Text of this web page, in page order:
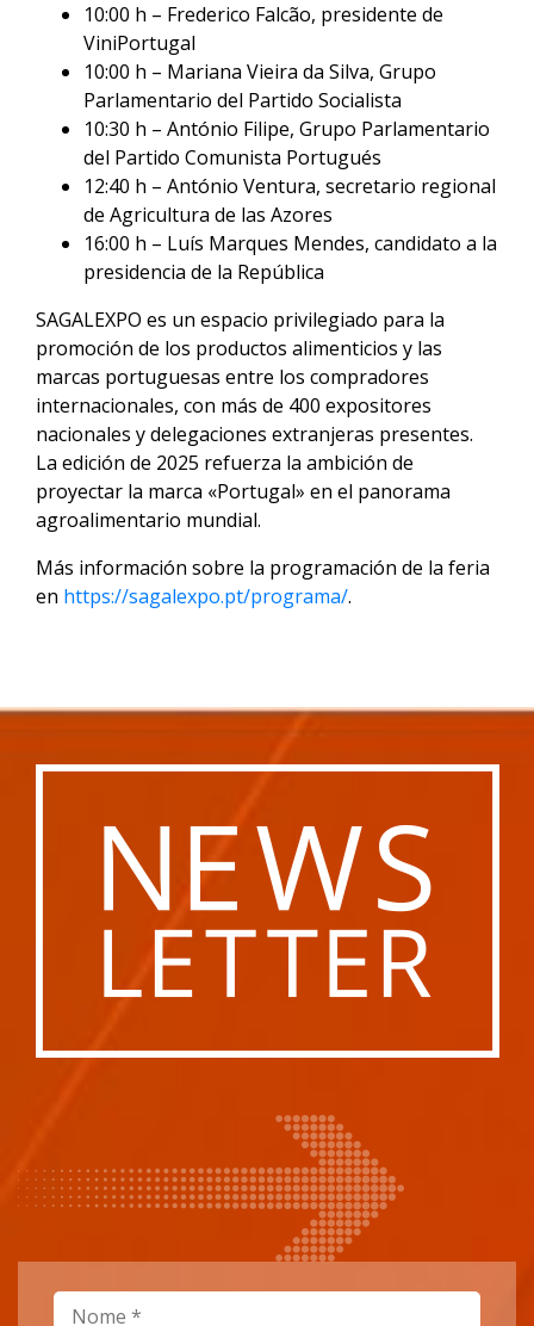
10:00 h – Frederico Falcão, presidente de
ViniPortugal
10:00 h – Mariana Vieira da Silva, Grupo
Parlamentario del Partido Socialista
10:30 h – António Filipe, Grupo Parlamentario
del Partido Comunista Portugués
12:40 h – António Ventura, secretario regional
de Agricultura de las Azores
16:00 h – Luís Marques Mendes, candidato a la
presidencia de la República
SAGALEXPO es un espacio privilegiado para la
promoción de los productos alimenticios y las
marcas portuguesas entre los compradores
internacionales, con más de 400 expositores
nacionales y delegaciones extranjeras presentes.
La edición de 2025 refuerza la ambición de
proyectar la marca «Portugal» en el panorama
agroalimentario mundial.
Más información sobre la programación de la feria
en https://sagalexpo.pt/programa/.